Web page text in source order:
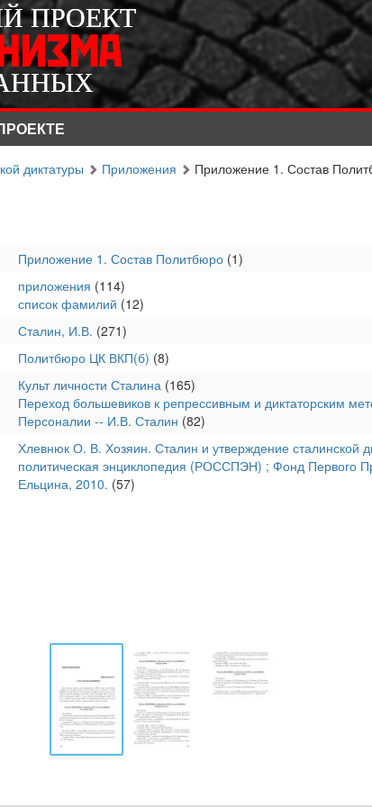
ПРОЕКТ
ПРОЕКТ
диктатуры Приложения Приложение 1. Состав
Приложение 1. Состав Политбюро (1)
приложения (114)
список фамилий (12)
Сталин, И.В. (271)
Политбюро ЦК ВКП(б) (8)
Культ личности Сталина (165)
Переход большевиков к репрессивным и диктаторским
Персоналии -- И.В. Сталин (82)
Хлевнюк О. В. Хозяин. Сталин и утверждение сталинской
политическая энциклопедия (РОССПЭН) ; Фонд Первого
Ельцина, 2010. (57)